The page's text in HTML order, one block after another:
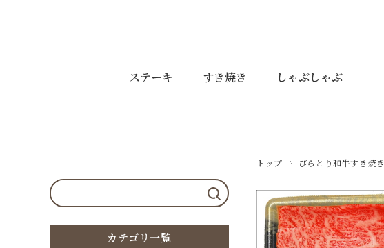
ステーキ すき焼き しゃぶしゃぶ
トップ びらとり和牛すき焼き
カテゴリ一覧